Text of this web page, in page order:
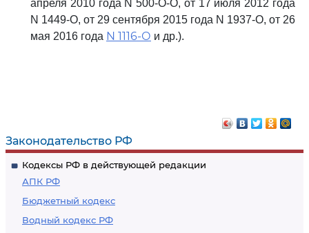
Законодательство РФ
Кодексы РФ в действующей редакции
АПК РФ
Бюджетный кодекс
Водный кодекс РФ
апреля 2010 года N 500-О-О, от 17 июля 2012 года
N 1449-О, от 29 сентября 2015 года N 1937-О, от 26
мая 2016 года N 1116-О и др.).